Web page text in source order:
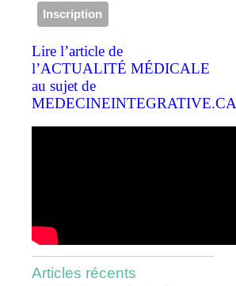
Lire l’article de
l’ACTUALITÉ MÉDICALE
au sujet de
MEDECINEINTEGRATIVE.CA
Articles récents